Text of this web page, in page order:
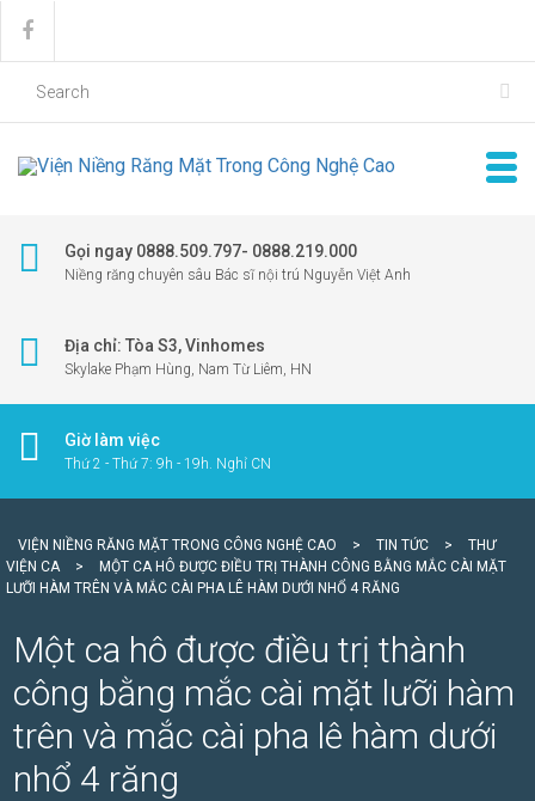
Gọi ngay 0888.509.797- 0888.219.000
Niềng răng chuyên sâu Bác sĩ nội trú Nguyễn Việt Anh
Địa chỉ: Tòa S3, Vinhomes
Skylake Phạm Hùng, Nam Từ Liêm, HN
Giờ làm việc
Thứ 2 - Thứ 7: 9h - 19h. Nghỉ CN
VIỆN NIỀNG RĂNG MẶT TRONG CÔNG NGHỆ CAO > TIN TỨC >
THƯ
VIỆN CA
>
MỘT CA HÔ ĐƯỢC ĐIỀU TRỊ THÀNH CÔNG BẰNG MẮC CÀI MẶT
LƯỠI HÀM TRÊN VÀ MẮC CÀI PHA LÊ HÀM DƯỚI NHỔ 4 RĂNG
Một ca hô được điều trị thành
công bằng mắc cài mặt lưỡi hàm
trên và mắc cài pha lê hàm dưới
nhổ 4 răng